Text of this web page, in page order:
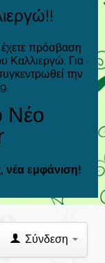
πρόσβαση
Καλλιεργώ. Για
την
Νέο
νέα εμφάνιση!
Σύνδεση